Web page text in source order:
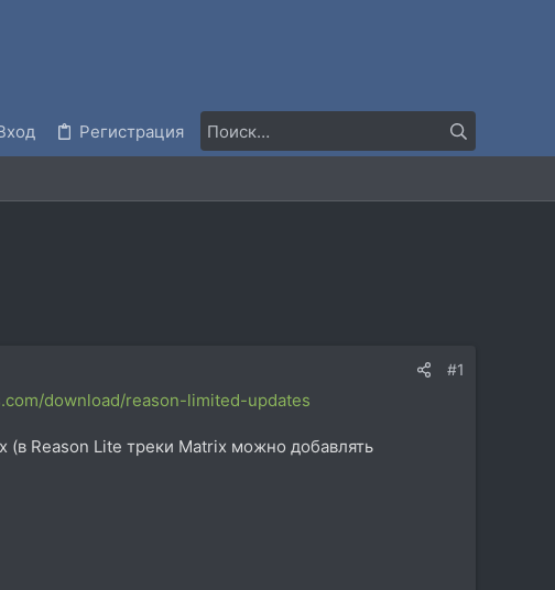
Регистрация
#1
download/reason-limited-updates
(в Reason Lite треки Matrix можно добавлять